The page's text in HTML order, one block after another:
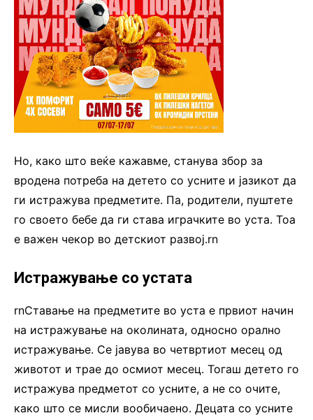
Но, како што веќе кажавме, станува збор за
вродена потреба на детето со усните и јазикот да
ги истражува предметите. Па, родители, пуштете
го своето бебе да ги става играчките во уста. Тоа
е важен чекор во детскиот развој.rn
Истражување со устата
rnСтавање на предметите во уста е првиот начин
на истражување на околината, односно орално
истражување. Се јавува во четвртиот месец од
животот и трае до осмиот месец. Тогаш детето го
истражува предметот со усните, а не со очите,
како што се мисли вообичаено. Децата со усните